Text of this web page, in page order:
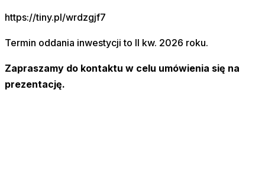
https://tiny.pl/wrdzgjf7
Termin oddania inwestycji to II kw. 2026 roku.
Zapraszamy do kontaktu w celu umówienia się na
prezentację.